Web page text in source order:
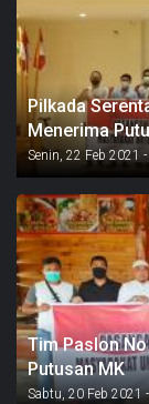
Pilkada
Menerima
Senin, 22 Feb 2021
Tim Paslon
Putusan MK
Sabtu, 20 Feb 2021